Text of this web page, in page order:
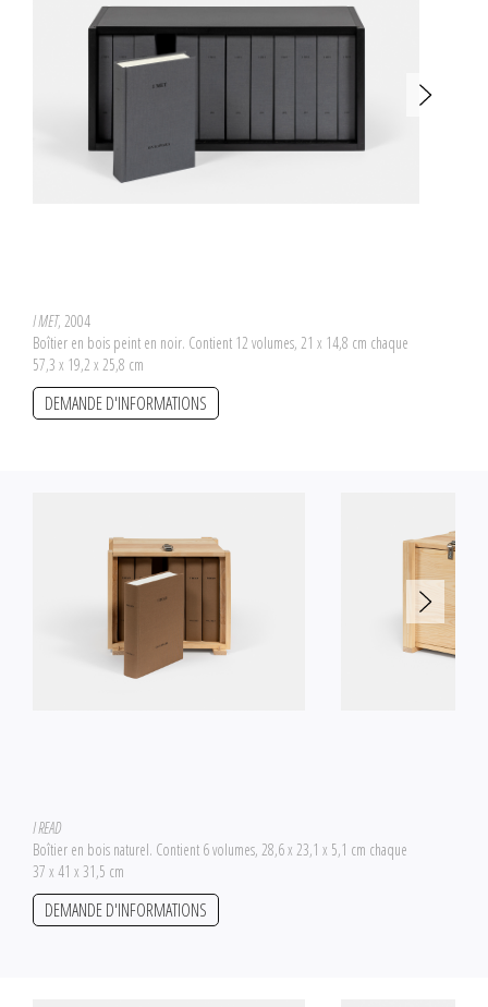
I MET, 2004
Boîtier en bois peint en noir. Contient 12 volumes, 21 x 14,8 cm chaque
57,3 x 19,2 x 25,8 cm
DEMANDE D'INFORMATIONS
I READ
Boîtier en bois naturel. Contient 6 volumes, 28,6 x 23,1 x 5,1 cm chaque
37 x 41 x 31,5 cm
DEMANDE D'INFORMATIONS